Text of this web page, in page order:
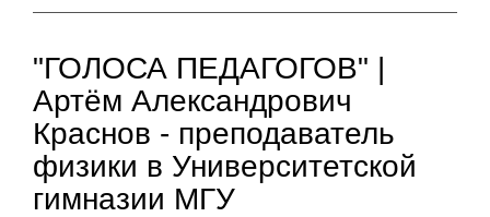
"ГОЛОСА ПЕДАГОГОВ" |
Артём Александрович
Краснов - преподаватель
физики в Университетской
гимназии МГУ